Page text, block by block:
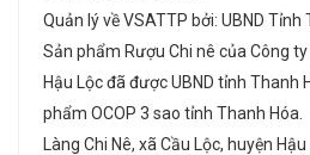
Quản lý về VSATTP bởi: UBND Tỉnh
Sản phẩm Rượu Chi nê của Công
Hậu Lộc đã được UBND tỉnh Thanh
phẩm OCOP 3 sao tỉnh Thanh Hóa.
Làng Chi Nê, xã Cầu Lộc, huyện